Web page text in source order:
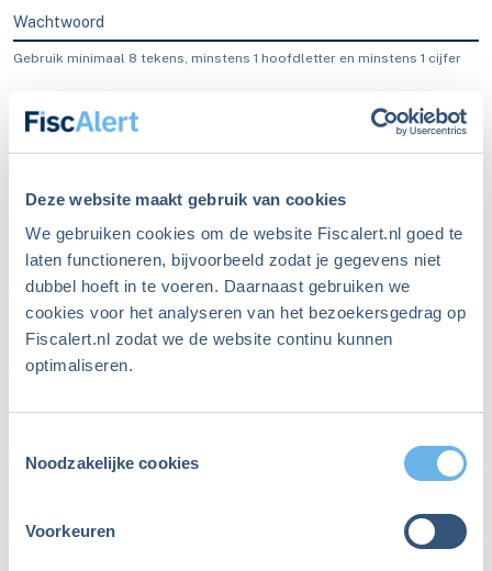
Deze website maakt gebruik van cookies
We gebruiken cookies om de website Fiscalert.nl goed te
laten functioneren, bijvoorbeeld zodat je gegevens niet
dubbel hoeft in te voeren. Daarnaast gebruiken we
cookies voor het analyseren van het bezoekersgedrag op
Fiscalert.nl zodat we de website continu kunnen
optimaliseren.
Noodzakelijke cookies
Voorkeuren
Wachtwoord
Gebruik minimaal 8 tekens, minstens 1 hoofdletter en minstens 1 cijfer
Blijf ingelogd
Inloggen
Ben je je wachtwoord
vergeten?
Niet meer ingelogd sinds